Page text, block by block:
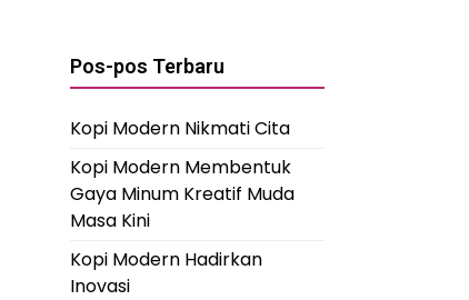
Pos-pos Terbaru
Kopi Modern Nikmati Cita
Kopi Modern Membentuk
Gaya Minum Kreatif Muda
Masa Kini
Kopi Modern Hadirkan
Inovasi